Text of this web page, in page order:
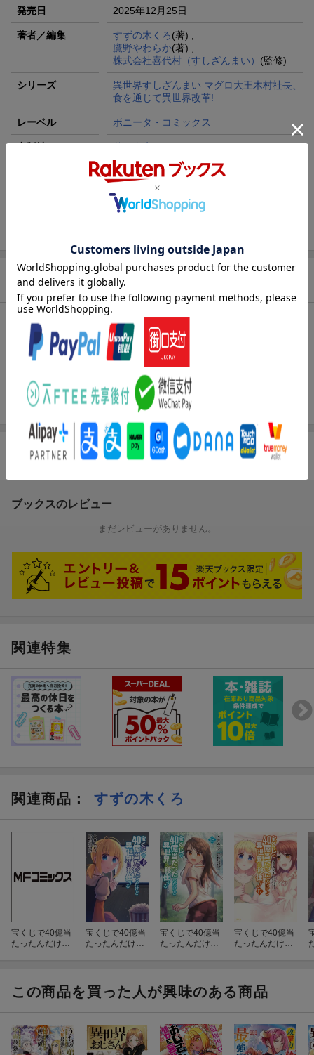
発売日 2025年12月25日
著者／編集 すずの木くろ(著) ,
鷹野やわらか(著) ,
株式会社喜代村（すしざんまい） (監修)
シリーズ
異世界すしざんまい マグロ大王木村社長、
食を通じて異世界改革!
レーベル ボニータ・コミックス
出版社 秋田書店
コミック
160p
商品説明
内容紹介（JPROより）
みなさんご存じ「すしざんまい」の社長・木村清。ある日、突如
異世界に転移してしまった木村だが、空腹の村人たちに寿司を振
る舞い、一躍時の人に。村を襲う海賊たち、そして万年食糧不足
の村を前に木村が挑むのは…!?
商品レビュー
ブックスのレビュー
まだレビューがありません。
関連特集
関連商品 ： すずの木くろ
宝くじで40億当
たったんだけど
宝くじで40億当
たったんだけど
宝くじで40億当
たったんだけど
宝くじで40億当
たったんだけど
この商品を買った人が興味のある商品